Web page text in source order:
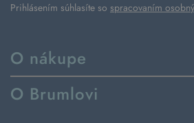
O nákupe
Spôsoby dodania a platby
Vrátenie tovaru a reklamácia
O Brumlovi
Prihlásením súhlasíte so spracovaním